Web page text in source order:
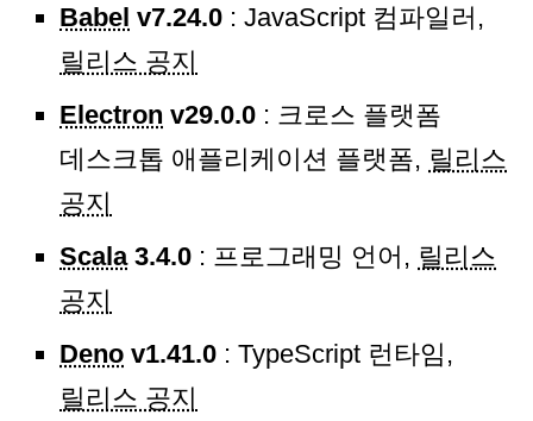
Babel v7.24.0 : JavaScript 컴파일러,
릴리스 공지
Electron v29.0.0 : 크로스 플랫폼
데스크톱 애플리케이션 플랫폼, 릴리스
공지
Scala3.4.0 : 프로그래밍 언어, 릴리스
공지
Deno v1.41.0 : TypeScript 런타임,
릴리스 공지